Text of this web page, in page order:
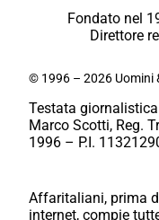
Fondato nel
Direttore
© 1996 – 2026 Uomini
Testata
Marco Scotti, Reg.
1996 – P.I.
Affaritaliani, prima
internet, compie